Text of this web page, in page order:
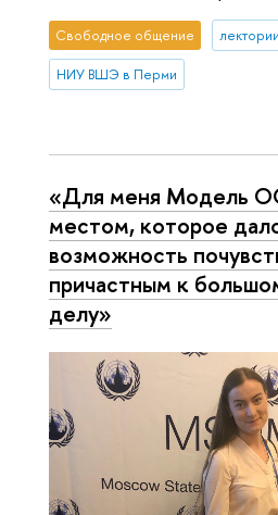
Свободное общение лектории
НИУ ВШЭ в Перми
«Для меня Модель
местом, которое
возможность
причастным к
делу»